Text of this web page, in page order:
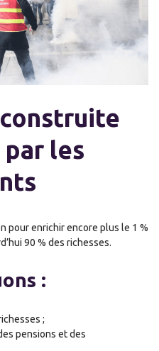
les
pour enrichir encore plus le 1 %
90 % des richesses.
:
;
pensions et des